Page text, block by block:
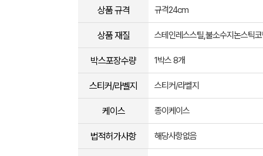
상품 규격 규격24cm
상품 재질 스테인레스스틸,불소수지논스틱
박스포장수량 1박스 8개
스티커/라벨지 스티커/라벨지
케이스 종이케이스
법적허가사항 해당사항없음